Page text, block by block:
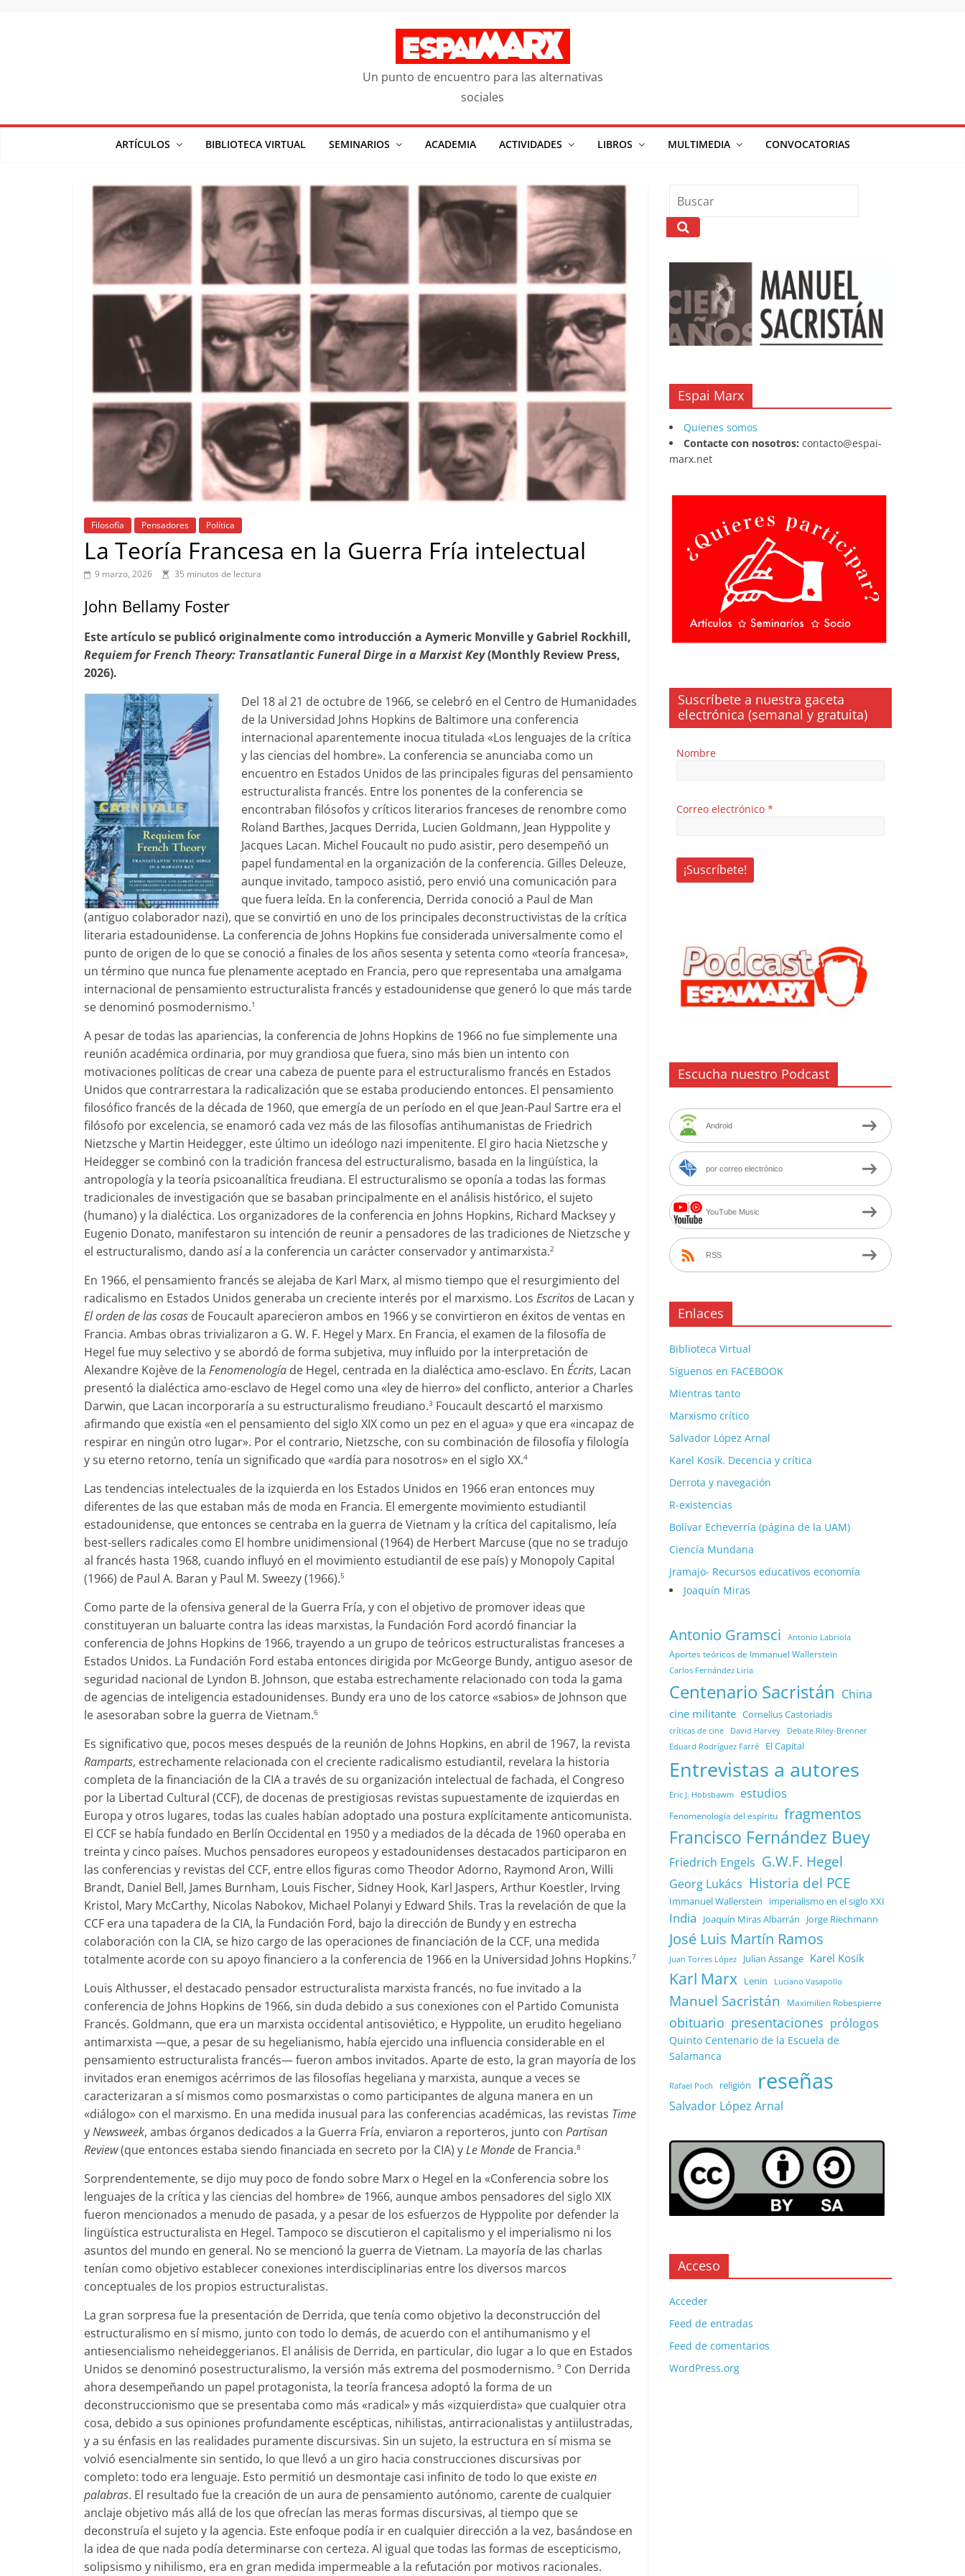
Un punto de encuentro para las alternativas
sociales
ARTÍCULOS BIBLIOTECA VIRTUAL SEMINARIOS ACADEMIA ACTIVIDADES LIBROS MULTIMEDIA CONVOCATORIAS
Filosofía Pensadores Política
La Teoría Francesa en la Guerra Fría intelectual
9 marzo, 2026 35 minutos de lectura
John Bellamy Foster
Este artículo se publicó originalmente como introducción a Aymeric Monville y Gabriel Rockhill,
Requiem for French Theory: Transatlantic Funeral Dirge in a Marxist Key(Monthly Review Press,
2026).
Del 18 al 21 de octubre de 1966, se celebró en el Centro de Humanidades
de la Universidad Johns Hopkins de Baltimore una conferencia
internacional aparentemente inocua titulada «Los lenguajes de la crítica
y las ciencias del hombre». La conferencia se anunciaba como un
encuentro en Estados Unidos de las principales figuras del pensamiento
estructuralista francés. Entre los ponentes de la conferencia se
encontraban filósofos y críticos literarios franceses de renombre como
Roland Barthes, Jacques Derrida, Lucien Goldmann, Jean Hyppolite y
Jacques Lacan. Michel Foucault no pudo asistir, pero desempeñó un
papel fundamental en la organización de la conferencia. Gilles Deleuze,
aunque invitado, tampoco asistió, pero envió una comunicación para
que fuera leída. En la conferencia, Derrida conoció a Paul de Man
(antiguo colaborador nazi), que se convirtió en uno de los principales deconstructivistas de la crítica
literaria estadounidense. La conferencia de Johns Hopkins fue considerada universalmente como el
punto de origen de lo que se conoció a finales de los años sesenta y setenta como «teoría francesa»,
un término que nunca fue plenamente aceptado en Francia, pero que representaba una amalgama
internacional de pensamiento estructuralista francés y estadounidense que generó lo que más tarde
se denominó posmodernismo.1
A pesar de todas las apariencias, la conferencia de Johns Hopkins de 1966 no fue simplemente una
reunión académica ordinaria, por muy grandiosa que fuera, sino más bien un intento con
motivaciones políticas de crear una cabeza de puente para el estructuralismo francés en Estados
Unidos que contrarrestara la radicalización que se estaba produciendo entonces. El pensamiento
filosófico francés de la década de 1960, que emergía de un período en el que Jean-Paul Sartre era el
filósofo por excelencia, se enamoró cada vez más de las filosofías antihumanistas de Friedrich
Nietzsche y Martin Heidegger, este último un ideólogo nazi impenitente. El giro hacia Nietzsche y
Heidegger se combinó con la tradición francesa del estructuralismo, basada en la lingüística, la
antropología y la teoría psicoanalítica freudiana. El estructuralismo se oponía a todas las formas
tradicionales de investigación que se basaban principalmente en el análisis histórico, el sujeto
(humano) y la dialéctica. Los organizadores de la conferencia en Johns Hopkins, Richard Macksey y
Eugenio Donato, manifestaron su intención de reunir a pensadores de las tradiciones de Nietzsche y
el estructuralismo, dando así a la conferencia un carácter conservador y antimarxista.2
En 1966, el pensamiento francés se alejaba de Karl Marx, al mismo tiempo que el resurgimiento del
radicalismo en Estados Unidos generaba un creciente interés por el marxismo. Los Escritos de Lacan y
El orden de las cosas de Foucault aparecieron ambos en 1966 y se convirtieron en éxitos de ventas en
Francia. Ambas obras trivializaron a G. W. F. Hegel y Marx. En Francia, el examen de la filosofía de
Hegel fue muy selectivo y se abordó de forma subjetiva, muy influido por la interpretación de
Alexandre Kojève de la Fenomenología de Hegel, centrada en la dialéctica amo-esclavo. En Écrits, Lacan
presentó la dialéctica amo-esclavo de Hegel como una «ley de hierro» del conflicto, anterior a Charles
Darwin, que Lacan incorporaría a su estructuralismo freudiano.3 Foucault descartó el marxismo
afirmando que existía «en el pensamiento del siglo XIX como un pez en el agua» y que era «incapaz de
respirar en ningún otro lugar». Por el contrario, Nietzsche, con su combinación de filosofía y filología
y su eterno retorno, tenía un significado que «ardía para nosotros» en el siglo XX.4
Las tendencias intelectuales de la izquierda en los Estados Unidos en 1966 eran entonces muy
diferentes de las que estaban más de moda en Francia. El emergente movimiento estudiantil
estadounidense, que entonces se centraba en la guerra de Vietnam y la crítica del capitalismo, leía
best-sellers radicales como El hombre unidimensional (1964) de Herbert Marcuse (que no se tradujo
al francés hasta 1968, cuando influyó en el movimiento estudiantil de ese país) y Monopoly Capital
(1966) de Paul A. Baran y Paul M. Sweezy (1966).5
Como parte de la ofensiva general de la Guerra Fría, y con el objetivo de promover ideas que
constituyeran un baluarte contra las ideas marxistas, la Fundación Ford acordó financiar la
conferencia de Johns Hopkins de 1966, trayendo a un grupo de teóricos estructuralistas franceses a
Estados Unidos. La Fundación Ford estaba entonces dirigida por McGeorge Bundy, antiguo asesor de
seguridad nacional de Lyndon B. Johnson, que estaba estrechamente relacionado con toda la gama
de agencias de inteligencia estadounidenses. Bundy era uno de los catorce «sabios» de Johnson que
le asesoraban sobre la guerra de Vietnam.6
Es significativo que, pocos meses después de la reunión de Johns Hopkins, en abril de 1967, la revista
Ramparts, estrechamente relacionada con el creciente radicalismo estudiantil, revelara la historia
completa de la financiación de la CIA a través de su organización intelectual de fachada, el Congreso
por la Libertad Cultural (CCF), de docenas de prestigiosas revistas supuestamente de izquierdas en
Europa y otros lugares, todas las cuales habían adoptado una postura explícitamente anticomunista.
El CCF se había fundado en Berlín Occidental en 1950 y a mediados de la década de 1960 operaba en
treinta y cinco países. Muchos pensadores europeos y estadounidenses destacados participaron en
las conferencias y revistas del CCF, entre ellos figuras como Theodor Adorno, Raymond Aron, Willi
Brandt, Daniel Bell, James Burnham, Louis Fischer, Sidney Hook, Karl Jaspers, Arthur Koestler, Irving
Kristol, Mary McCarthy, Nicolas Nabokov, Michael Polanyi y Edward Shils. Tras la revelación de que la
CCF era una tapadera de la CIA, la Fundación Ford, bajo la dirección de Bundy y en estrecha
colaboración con la CIA, se hizo cargo de las operaciones de financiación de la CCF, una medida
totalmente acorde con su apoyo financiero a la conferencia de 1966 en la Universidad Johns Hopkins.7
Louis Althusser, el destacado pensador estructuralista marxista francés, no fue invitado a la
conferencia de Johns Hopkins de 1966, sin duda debido a sus conexiones con el Partido Comunista
Francés. Goldmann, que era un marxista occidental antisoviético, e Hyppolite, un erudito hegeliano
antimarxista —que, a pesar de su hegelianismo, había ejercido una influencia considerable en el
pensamiento estructuralista francés— fueron ambos invitados. Aparte de esto, la gran mayoría de los
invitados eran enemigos acérrimos de las filosofías hegeliana y marxista, aunque a veces se
caracterizaran a sí mismos como posmarxistas o como participantes de alguna manera en un
«diálogo» con el marxismo. En una medida inusual para las conferencias académicas, las revistas Time
yNewsweek, ambas órganos dedicados a la Guerra Fría, enviaron a reporteros, junto con Partisan
Review(que entonces estaba siendo financiada en secreto por la CIA) yLe Monde de Francia.8
Sorprendentemente, se dijo muy poco de fondo sobre Marx o Hegel en la «Conferencia sobre los
lenguajes de la crítica y las ciencias del hombre» de 1966, aunque ambos pensadores del siglo XIX
fueron mencionados a menudo de pasada, y a pesar de los esfuerzos de Hyppolite por defender la
lingüística estructuralista en Hegel. Tampoco se discutieron el capitalismo y el imperialismo ni los
asuntos del mundo en general. No se mencionó la guerra de Vietnam. La mayoría de las charlas
tenían como objetivo establecer conexiones interdisciplinarias entre los diversos marcos
conceptuales de los propios estructuralistas.
La gran sorpresa fue la presentación de Derrida, que tenía como objetivo la deconstrucción del
estructuralismo en sí mismo, junto con todo lo demás, de acuerdo con el antihumanismo y el
antiesencialismo neheideggerianos. El análisis de Derrida, en particular, dio lugar a lo que en Estados
Unidos se denominó posestructuralismo, la versión más extrema del posmodernismo. 9 Con Derrida
ahora desempeñando un papel protagonista, la teoría francesa adoptó la forma de un
deconstruccionismo que se presentaba como más «radical» y más «izquierdista» que cualquier otra
cosa, debido a sus opiniones profundamente escépticas, nihilistas, antirracionalistas y antiilustradas,
y a su énfasis en las realidades puramente discursivas. Sin un sujeto, la estructura en sí misma se
volvió esencialmente sin sentido, lo que llevó a un giro hacia construcciones discursivas por
completo: todo era lenguaje. Esto permitió un desmontaje casi infinito de todo lo que existeen
palabras. El resultado fue la creación de un aura de pensamiento autónomo, carente de cualquier
anclaje objetivo más allá de los que ofrecían las meras formas discursivas, al tiempo que se
deconstruía el sujeto y la agencia. Este enfoque podía ir en cualquier dirección a la vez, basándose en
la idea de que nada podía determinarse con certeza. Al igual que todas las formas de escepticismo,
solipsismo y nihilismo, era en gran medida impermeable a la refutación por motivos racionales.
Espai Marx
Quienes somos
Contacte con nosotros: contacto@espai-
marx.net
Suscríbete a nuestra gaceta
electrónica (semanal y gratuita)
Nombre
Correo electrónico *
Escucha nuestro Podcast
Android
por correo electrónico
YouTube Music
RSS
Enlaces
Biblioteca Virtual
Síguenos en FACEBOOK
Mientras tanto
Marxismo crítico
Salvador López Arnal
Karel Kosík. Decencia y crítica
Derrota y navegación
R-existencias
Bolívar Echeverría (página de la UAM)
Ciencía Mundana
Jramajo- Recursos educativos economía
Joaquín Miras
Antonio Gramsci Antonio Labriola
Aportes teóricos de Immanuel Wallerstein
Carlos Fernández Liria
Centenario Sacristán China
cine militante Cornelius Castoriadis
críticas de cine David Harvey Debate Riley-Brenner
Eduard Rodríguez Farré El Capital
Entrevistas a autores
Eric J. Hobsbawm estudios
Fenomenología del espíritu fragmentos
Francisco Fernández Buey
Friedrich Engels G.W.F. Hegel
Georg Lukács Historia del PCE
Immanuel Wallerstein imperialismo en el siglo XXI
India Joaquín Miras Albarrán Jorge Riechmann
José Luis Martín Ramos
Juan Torres López Julian Assange Karel Kosík
Karl Marx Lenin Luciano Vasapollo
Manuel Sacristán Maximilien Robespierre
obituario presentaciones prólogos
Quinto Centenario de la Escuela de
Salamanca
Rafael Poch religión reseñas
Salvador López Arnal
Acceso
Acceder
Feed de entradas
Feed de comentarios
WordPress.org